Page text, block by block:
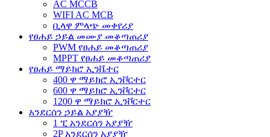
AC MCCB
WIFI AC MCB
ቢላዋ ምላጭ መቀየሪያ
የፀሐይ ኃይል መሙያ መቆጣጠሪያ
PWM የፀሐይ መቆጣጠሪያ
MPPT የፀሐይ መቆጣጠሪያ
የፀሐይ ማይክሮ ኢንቬተር
400 ዋ ማይክሮ ኢንቮርተር
600 ዋ ማይክሮ ኢንቮርተር
1200 ዋ ማይክሮ ኢንቮርተር
አንደርሰን ኃይል አያያዥ
1 ፒ አንደርሰን አያያዥ
2P አንደርሰን አያያዥ